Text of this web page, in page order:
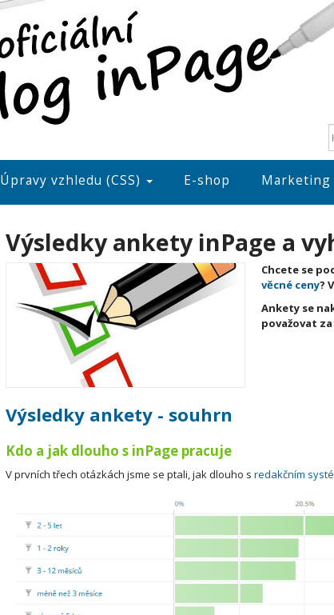
Úpravy vzhledu (CSS) E-shop Marketing
Výsledky ankety inPage a
Chcete se
věcné ceny?
Ankety se
považovat
Výsledky ankety - souhrn
Kdo a jak dlouho s inPage pracuje
V prvních třech otázkách jsme se ptali, jak dlouho s redakčním